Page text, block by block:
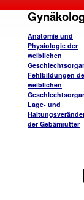
Anatomie und
Physiologie der
weiblichen
Fehlbildungen
weiblichen
Lage- und
der Gebärmutter